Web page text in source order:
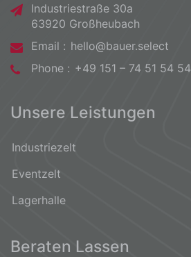
Industriestraße 30a
63920 Großheubach
Email : hello@bauer.select
Phone : +49 151 – 74 51 54 54
Unsere Leistungen
Industriezelt
Eventzelt
Lagerhalle
Beraten Lassen